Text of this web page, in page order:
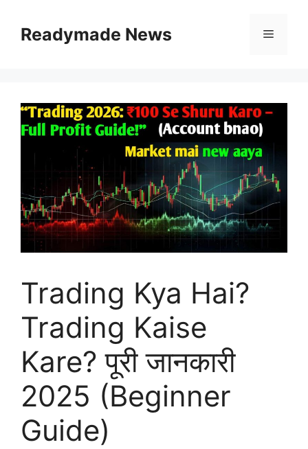
contentReadymade News Menu
Trading Kya Hai?
Trading Kaise
Kare? पूरी जानकारी
2025 (Beginner
Guide)